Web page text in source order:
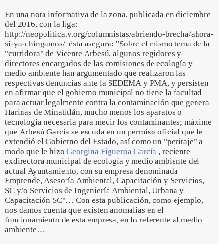
En una nota informativa de la zona, publicada en diciembre
del 2016, con la liga:
http://neopoliticatv.org/columnistas/abriendo-brecha/ahora-
si-ya-chingamos/, ésta asegura: "Sobre el mismo tema de la
"curtidora" de Vicente Arbesú, algunos regidores y
directores encargados de las comisiones de ecología y
medio ambiente han argumentado que realizaron las
respectivas denuncias ante la SEDEMA y PMA, y persisten
en afirmar que el gobierno municipal no tiene la facultad
para actuar legalmente contra la contaminación que genera
Harinas de Minatitlán, mucho menos los aparatos o
tecnología necesaria para medir los contaminantes; máxime
que Arbesú García se escuda en un permiso oficial que le
extendió el Gobierno del Estado, así como un "peritaje" a
modo que le hizo Georgina Figueroa García , reciente
exdirectora municipal de ecología y medio ambiente del
actual Ayuntamiento, con su empresa denominada
Emprende, Asesoría Ambiental, Capacitación y Servicios,
SC y/o Servicios de Ingeniería Ambiental, Urbana y
Capacitación SC"… Con esta publicación, como ejemplo,
nos damos cuenta que existen anomalías en el
funcionamiento de esta empresa, en lo referente al medio
ambiente…